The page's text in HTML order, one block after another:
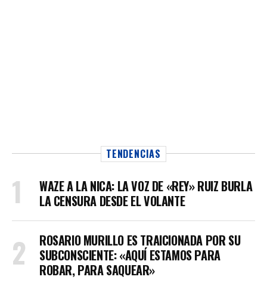
TENDENCIAS
WAZE A LA NICA: LA VOZ DE «REY» RUIZ BURLA
LA CENSURA DESDE EL VOLANTE
ROSARIO MURILLO ES TRAICIONADA POR SU
SUBCONSCIENTE: «AQUÍ ESTAMOS PARA
ROBAR, PARA SAQUEAR»